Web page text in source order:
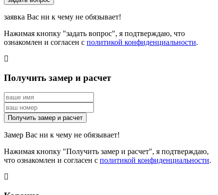
заявка Вас ни к чему не обязывает!
Нажимая кнопку "задать вопрос", я подтверждаю, что
ознакомлен и согласен с политикой конфиденциальности.
Получить замер и расчет
Замер Вас ни к чему не обязывает!
Нажимая кнопку "Получить замер и расчет", я подтверждаю,
что ознакомлен и согласен с политикой конфиденциальности.